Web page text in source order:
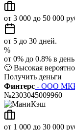
от 3 000 до 50 000
от 5 до 30 дней.
%
от 0% до 0.8% в
🙂 Высокая
Получить деньги
Финтерс - ООО МКК
№2303045009960
от 1 000 до 30 000